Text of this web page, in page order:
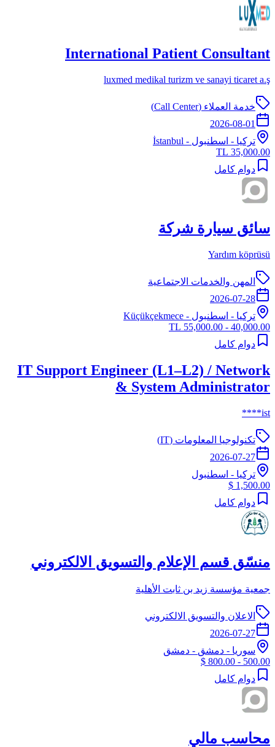
International Patient Consultant
luxmed medikal turizm ve sanayi ticaret a.ş
خدمة العملاء (Call Center)
2026-08-01
تركيا - اسطنبول - İstanbul
35,000.00 TL
دوام كامل
سائق سيارة شركة
Yardım köprüsü
المهن والخدمات الاجتماعية
2026-07-28
تركيا - اسطنبول - Küçükçekmece
40,000.00 - 55,000.00 TL
دوام كامل
IT Support Engineer (L1–L2) / Network
& System Administrator
ist****
تكنولوجيا المعلومات (IT)
2026-07-27
تركيا - اسطنبول
1,500.00 $
دوام كامل
منسّق قسم الإعلام والتسويق الالكتروني
جمعية مؤسسة زيد بن ثابت الأهلية
الاعلان والتسويق الالكتروني
2026-07-27
سوريا - دمشق - دمشق
500.00 - 800.00 $
دوام كامل
محاسب مالي